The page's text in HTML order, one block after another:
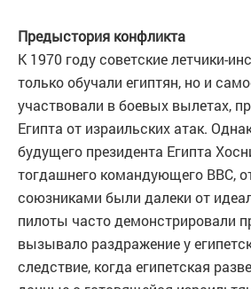
Предыстория конфликта
К 1970 году советские летчики-
только обучали египтян, но и
участвовали в боевых вылетах,
Египта от израильских атак.
будущего президента Египта
тогдашнего командующего ВВС,
союзниками были далеки от
пилоты часто демонстрировали
вызывало раздражение у
следствие, когда египетская